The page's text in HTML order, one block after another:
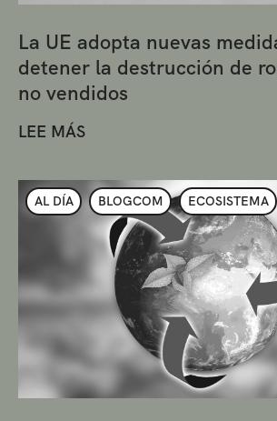
La UE adopta nuevas
detener la destrucción de
no vendidos
LEE MÁS
AL DÍA BLOGCOM ECOSISTEMA